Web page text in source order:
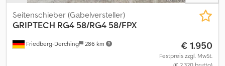
Friedberg-Derching 286 km
Seitenschieber (Gabelversteller)
GRIPTECH RG4 58/RG4 58/FPX
€ 1.950
Festpreis zzgl. MwSt.
(€ 2.320 brutto)